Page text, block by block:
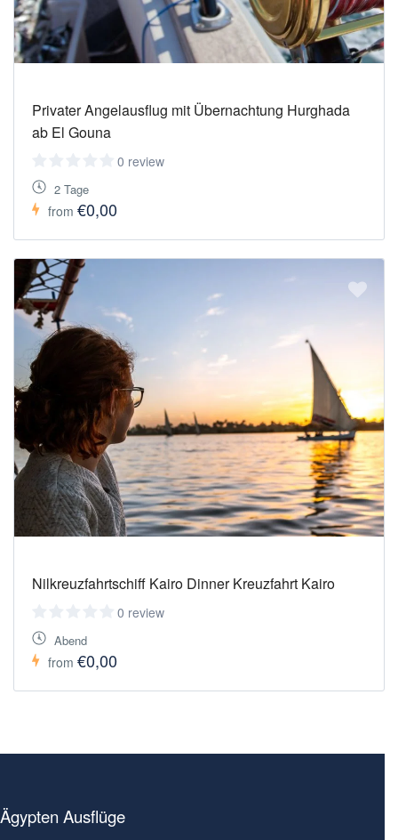
Privater Angelausflug mit Übernachtung Hurghada
ab El Gouna
0 review
2 Tage
from €0,00
Nilkreuzfahrtschiff Kairo Dinner Kreuzfahrt Kairo
0 review
Abend
from €0,00
Ägypten Ausflüge